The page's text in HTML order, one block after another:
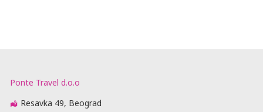
Ponte Travel d.o.o
Resavka 49, Beograd